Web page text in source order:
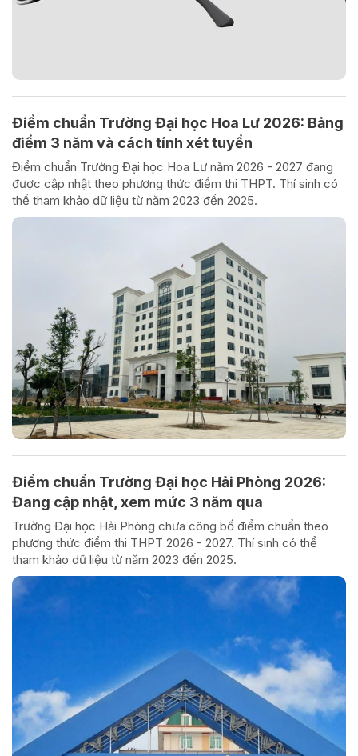
Điểm chuẩn Trường Đại học Hoa Lư 2026: Bảng
điểm 3 năm và cách tính xét tuyển
Điểm chuẩn Trường Đại học Hoa Lư năm 2026 - 2027 đang
được cập nhật theo phương thức điểm thi THPT. Thí sinh có
thể tham khảo dữ liệu từ năm 2023 đến 2025.
Điểm chuẩn Trường Đại học Hải Phòng 2026:
Đang cập nhật, xem mức 3 năm qua
Trường Đại học Hải Phòng chưa công bố điểm chuẩn theo
phương thức điểm thi THPT 2026 - 2027. Thí sinh có thể
tham khảo dữ liệu từ năm 2023 đến 2025.